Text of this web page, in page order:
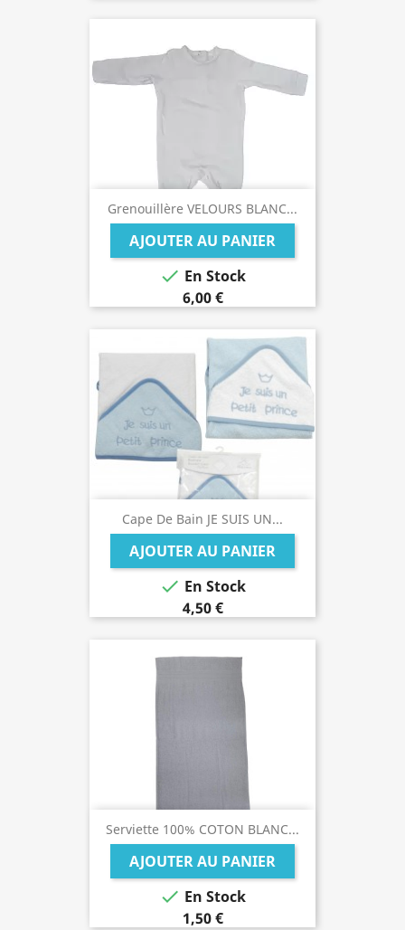
Grenouillère VELOURS BLANC...
AJOUTER AU PANIER
 En Stock
6,00 €
Cape De Bain JE SUIS UN...
AJOUTER AU PANIER
 En Stock
4,50 €
Serviette 100% COTON BLANC...
AJOUTER AU PANIER
 En Stock
1,50 €